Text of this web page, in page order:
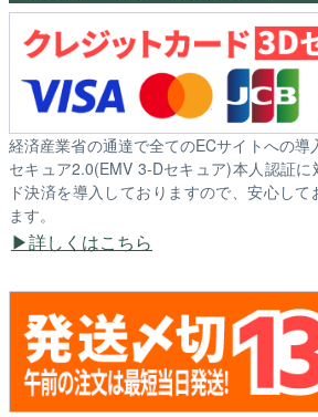
経済産業省の通達で全てのECサイトへの
セキュア2.0(EMV 3-Dセキュア)本人認証
ド決済を導入しておりますので、安心し
ます。
詳しくはこちら